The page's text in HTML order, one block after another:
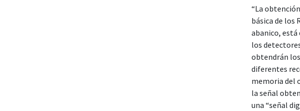
“La
básica de los
abanico,
los
obtendrán
diferentes
memoria del
la señal
una “señal